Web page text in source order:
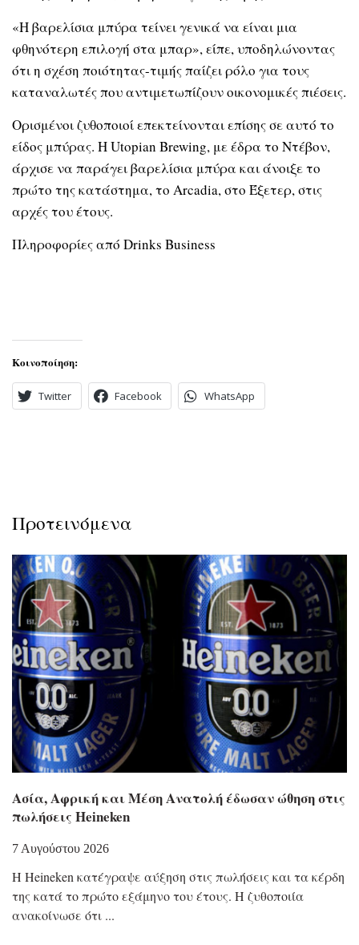
«Η βαρελίσια μπύρα τείνει γενικά να είναι μια
φθηνότερη επιλογή στα μπαρ», είπε, υποδηλώνοντας
ότι η σχέση ποιότητας-τιμής παίζει ρόλο για τους
καταναλωτές που αντιμετωπίζουν οικονομικές πιέσεις.
Ορισμένοι ζυθοποιοί επεκτείνονται επίσης σε αυτό το
είδος μπύρας. Η Utopian Brewing, με έδρα το Ντέβον,
άρχισε να παράγει βαρελίσια μπύρα και άνοιξε το
πρώτο της κατάστημα, το Arcadia, στο Έξετερ, στις
αρχές του έτους.
Πληροφορίες από Drinks Business
Κοινοποίηση:
Twitter Facebook WhatsApp
Προτεινόμενα
Ασία, Αφρική και Μέση Ανατολή έδωσαν ώθηση στις
πωλήσεις Heineken
7 Αυγούστου 2026
Η Heineken κατέγραψε αύξηση στις πωλήσεις και τα κέρδη
της κατά το πρώτο εξάμηνο του έτους. Η ζυθοποιία
ανακοίνωσε ότι